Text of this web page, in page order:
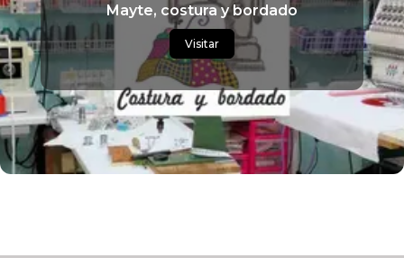
Mayte, costura y bordado
Visitar